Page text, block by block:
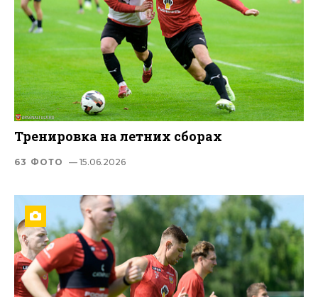
Тренировка на летних сборах
63 ФОТО — 15.06.2026